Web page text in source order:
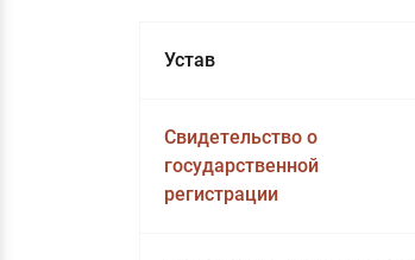
Устав
Свидетельство о
государственной
регистрации